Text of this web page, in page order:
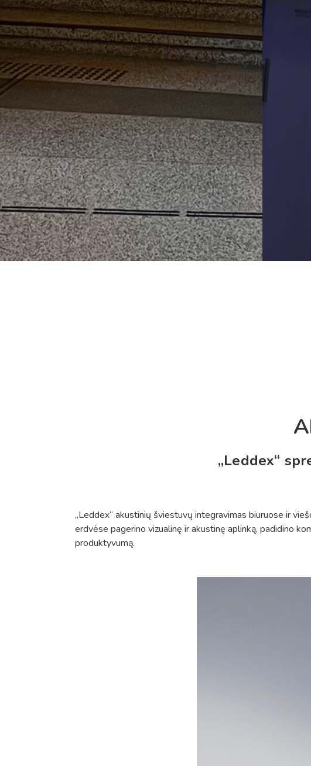
„Leddex“
„Leddex“ akustinių šviestuvų integravimas biuruose ir
erdvėse pagerino vizualinę ir akustinę aplinką, padidino
produktyvumą.